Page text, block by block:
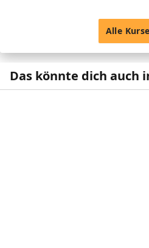
Alle Kurse
Das könnte dich auch